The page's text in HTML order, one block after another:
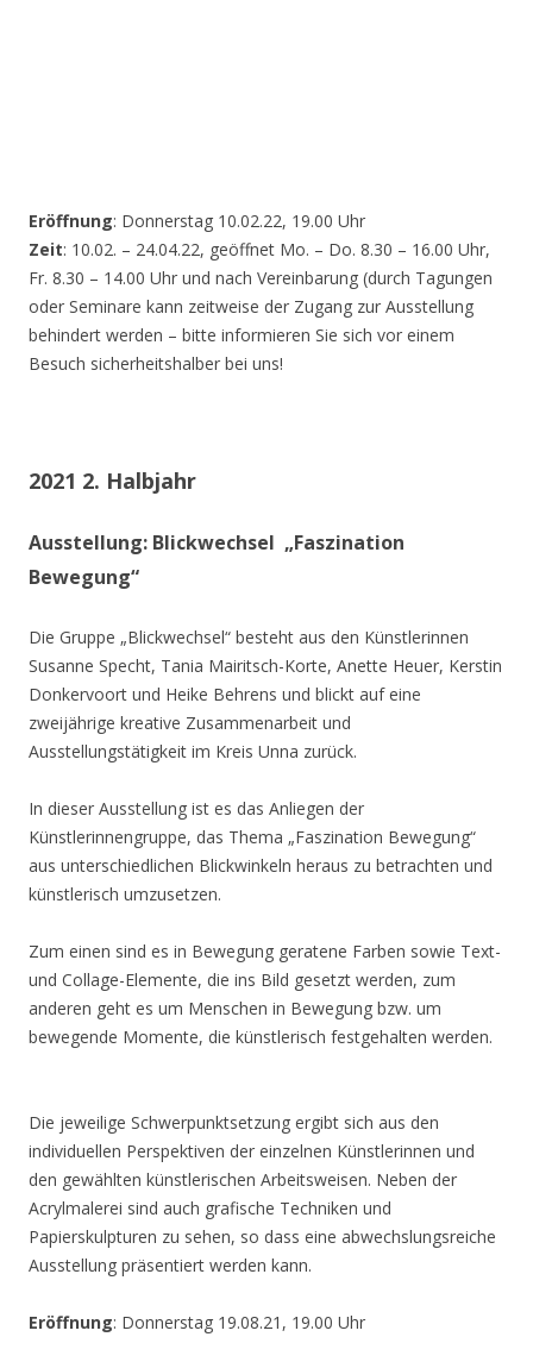
Eröffnung: Donnerstag 10.02.22, 19.00 Uhr
Zeit: 10.02. – 24.04.22, geöffnet Mo. – Do. 8.30 – 16.00 Uhr,
Fr. 8.30 – 14.00 Uhr und nach Vereinbarung (durch Tagungen
oder Seminare kann zeitweise der Zugang zur Ausstellung
behindert werden – bitte informieren Sie sich vor einem
Besuch sicherheitshalber bei uns!
2021 2. Halbjahr
Ausstellung: Blickwechsel „Faszination
Bewegung“
Die Gruppe „Blickwechsel“ besteht aus den Künstlerinnen
Susanne Specht, Tania Mairitsch-Korte, Anette Heuer, Kerstin
Donkervoort und Heike Behrens und blickt auf eine
zweijährige kreative Zusammenarbeit und
Ausstellungstätigkeit im Kreis Unna zurück.
In dieser Ausstellung ist es das Anliegen der
Künstlerinnengruppe, das Thema „Faszination Bewegung“
aus unterschiedlichen Blickwinkeln heraus zu betrachten und
künstlerisch umzusetzen.
Zum einen sind es in Bewegung geratene Farben sowie Text-
und Collage-Elemente, die ins Bild gesetzt werden, zum
anderen geht es um Menschen in Bewegung bzw. um
bewegende Momente, die künstlerisch festgehalten werden.
Die jeweilige Schwerpunktsetzung ergibt sich aus den
individuellen Perspektiven der einzelnen Künstlerinnen und
den gewählten künstlerischen Arbeitsweisen. Neben der
Acrylmalerei sind auch grafische Techniken und
Papierskulpturen zu sehen, so dass eine abwechslungsreiche
Ausstellung präsentiert werden kann.
Eröffnung: Donnerstag 19.08.21, 19.00 Uhr